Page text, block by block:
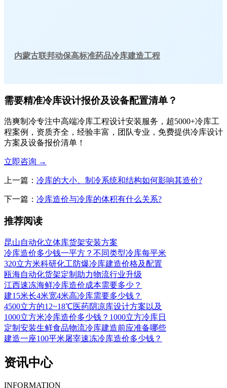
内蒙古联邦动保高标准药品冷库建造工程
需要精准冷库设计报价及设备配置清单？
浩爽制冷专注中高端冷库工程设计安装服务，超5000+冷库工
程案例，资质齐全，经验丰富，团队专业，免费提供冷库设计
方案及设备报价清单！
立即咨询 →
上一篇： 冷库的大小、制冷系统和结构如何影响其造价?
下一篇： 冷库造价与冷库的体积有什么关系?
推荐阅读
昆山自动化立体库货架安装方案
冷库造价多少钱一平方？不同类型冷库每平米
320立方米科研化工防爆冷库建造价格及配置
瓯海自动化货架定制助力物流行业升级
江西速冻海鲜冷库造价成本需要多少？
建15米长4米宽4米高冷库需要多少钱？
4500立方的12~18℃医药阴凉库设计方案以及
1000立方米冷库造价多少钱？1000立方冷库日
定制安装生鲜食品物流冷库建造前应准备哪些
建造一座100平米屠宰速冻冷库造价多少钱？
资讯中心
INFORMATION